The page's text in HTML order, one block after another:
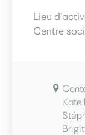
Lieu
Centre